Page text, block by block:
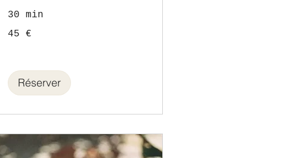
30 min
euros
45 €
Réserver